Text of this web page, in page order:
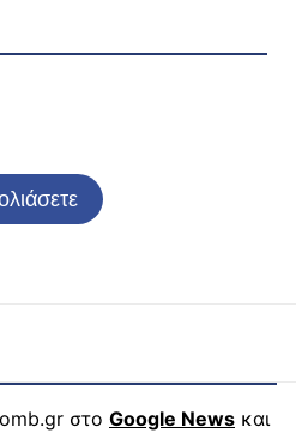
στο Google News και